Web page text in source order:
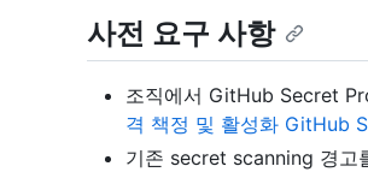
사전 요구 사항
조직에서 GitHub Secret
격 책정 및 활성화 GitHub
기존 secret scanning 경고